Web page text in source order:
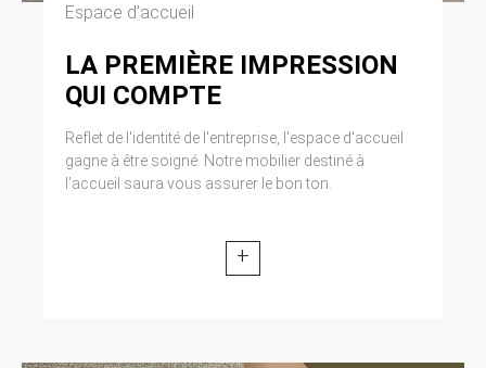
Espace d’accueil
LA PREMIÈRE IMPRESSION
QUI COMPTE
Reflet de l'identité de l'entreprise, l'espace d'accueil
gagne à être soigné. Notre mobilier destiné à
l’accueil saura vous assurer le bon ton.
+